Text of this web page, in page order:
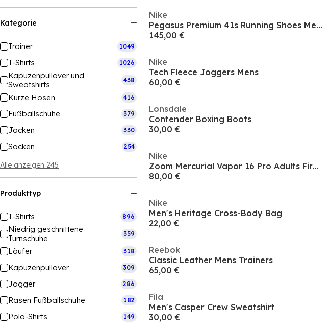
Kategorie
Trainer 1049
T-Shirts 1026
Kapuzenpullover und
Sweatshirts
438
Kurze Hosen 416
Fußballschuhe 379
Jacken 330
Socken 254
Alle anzeigen 245
Produkttyp
T-Shirts 896
Niedrig geschnittene
Turnschuhe
359
Läufer 318
Kapuzenpullover 309
Jogger 286
Rasen Fußballschuhe 182
Polo-Shirts 149
Nike
Pegasus Premium 41s Running Shoes Mens
145,00 €
Nike
Tech Fleece Joggers Mens
60,00 €
Lonsdale
Contender Boxing Boots
30,00 €
Nike
Zoom Mercurial Vapor 16 Pro Adults Firm Ground Football Boots
80,00 €
Nike
Men's Heritage Cross-Body Bag
22,00 €
Reebok
Classic Leather Mens Trainers
65,00 €
Fila
Men's Casper Crew Sweatshirt
30,00 €